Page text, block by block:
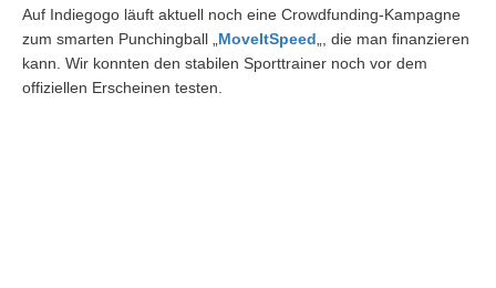
Auf Indiegogo läuft aktuell noch eine Crowdfunding-Kampagne
zum smarten Punchingball „ MoveItSpeed „, die man finanzieren
kann. Wir konnten den stabilen Sporttrainer noch vor dem
offiziellen Erscheinen testen.